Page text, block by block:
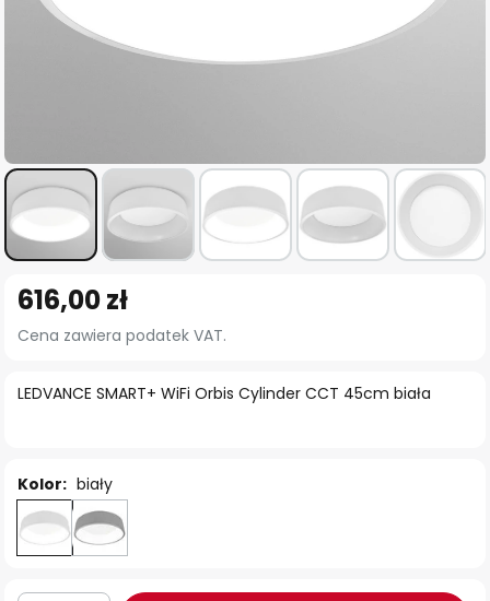
na
początek
LEDVANCE SMART+ WiFi Orbis Cylinder CCT 45cm biała
616,00 zł
Cena zawiera podatek VAT.
Kolor: biały